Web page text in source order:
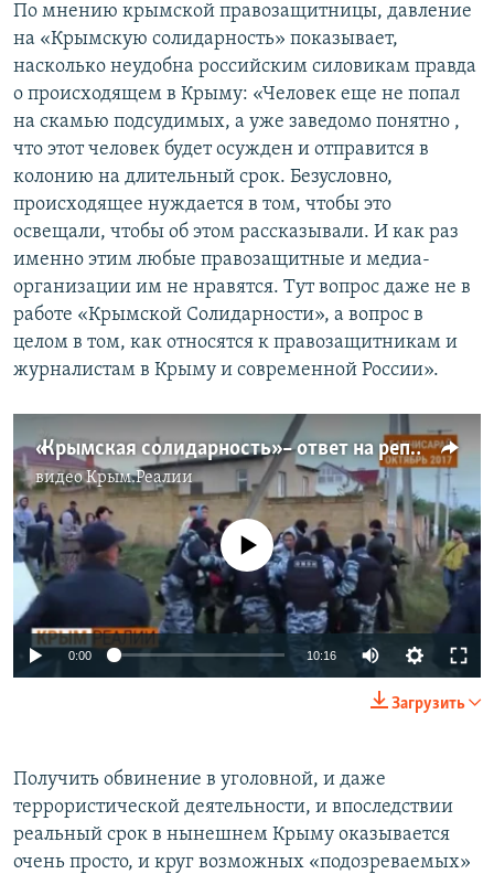
По мнению крымской правозащитницы, давление
на «Крымскую солидарность» показывает,
насколько неудобна российским силовикам правда
о происходящем в Крыму: «Человек еще не попал
на скамью подсудимых, а уже заведомо понятно ,
что этот человек будет осужден и отправится в
колонию на длительный срок. Безусловно,
происходящее нуждается в том, чтобы это
освещали, чтобы об этом рассказывали. И как раз
именно этим любые правозащитные и медиа-
организации им не нравятся. Тут вопрос даже не в
работе «Крымской Солидарности», а вопрос в
целом в том, как относятся к правозащитникам и
журналистам в Крыму и современной России».
«Крымская солидарность» – ответ на репрессии в Крыму | Крым.Реалии ТВ (видео)
видеоКрым.Реалии
720p 1080p
No media source currently available
0:00 10:16
240p
720p
1080p
Загрузить
Получить обвинение в уголовной, и даже
террористической деятельности, и впоследствии
реальный срок в нынешнем Крыму оказывается
очень просто, и круг возможных «подозреваемых»